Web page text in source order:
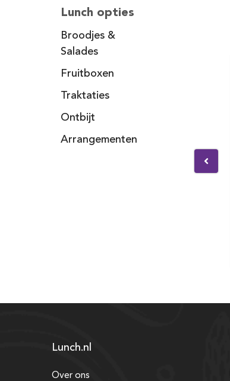
Lunch opties
Broodjes &
Salades
Fruitboxen
Traktaties
Ontbijt
Arrangementen
Lunch.nl
Over ons